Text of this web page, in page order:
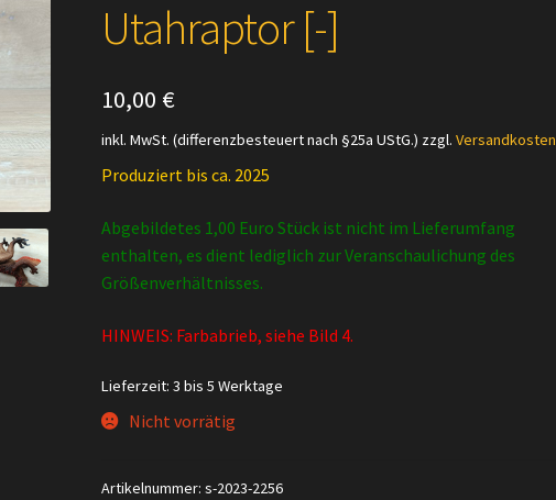
Utahraptor [-]
10,00 €
inkl. MwSt. (differenzbesteuert nach §25a UStG.) zzgl.Versandkosten
Produziert bis ca. 2025
Abgebildetes 1,00 Euro Stück ist nicht im Lieferumfang
enthalten, es dient lediglich zur Veranschaulichung des
Größenverhältnisses.
HINWEIS: Farbabrieb, siehe Bild 4.
Lieferzeit:3 bis 5 Werktage
Nicht vorrätig
Artikelnummer:s-2023-2256